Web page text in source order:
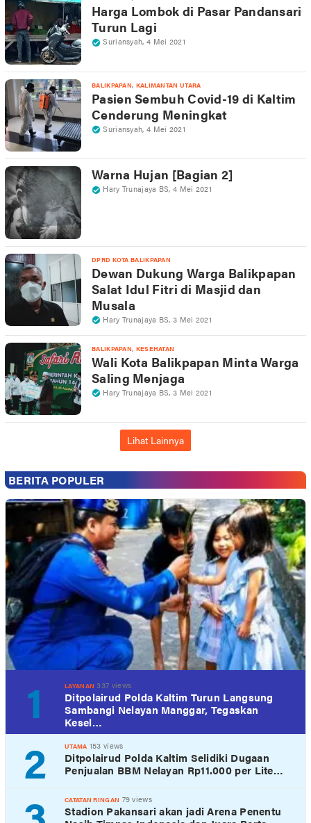
Harga Lombok di Pasar Pandansari
Turun Lagi
Suriansyah, 4 Mei 2021
BALIKPAPAN, KALIMANTAN UTARA
Pasien Sembuh Covid-19 di Kaltim
Cenderung Meningkat
Suriansyah, 4 Mei 2021
Warna Hujan [Bagian 2]
Hary Trunajaya BS,4 Mei 2021
DPRD KOTA BALIKPAPAN
Dewan Dukung Warga Balikpapan
Salat Idul Fitri di Masjid dan
Musala
Hary Trunajaya BS,3 Mei 2021
BALIKPAPAN, KESEHATAN
Wali Kota Balikpapan Minta Warga
Saling Menjaga
Hary Trunajaya BS,3 Mei 2021
Lihat Lainnya
BERITA POPULER
1 LAYANAN 337 views
Ditpolairud Polda Kaltim Turun Langsung
Sambangi Nelayan Manggar, Tegaskan
Kesel…
2 UTAMA 153 views
Ditpolairud Polda Kaltim Selidiki Dugaan
Penjualan BBM Nelayan Rp11.000 per Lite…
CATATAN RINGAN 79 views
Stadion Pakansari akan jadi Arena Penentu